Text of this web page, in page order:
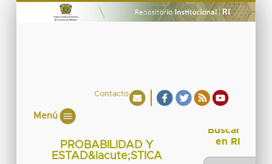
Contacto
Menú
PROBABILIDAD Y
ESTAD&Iacute;STICA
Buscar
en RI